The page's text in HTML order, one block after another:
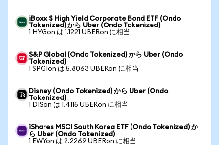
iBoxx $ High Yield Corporate Bond ETF (Ondo
Tokenized) から Uber (Ondo Tokenized)
1 HYGon は 1.1221 UBERon に相当
S&P Global (Ondo Tokenized) から Uber (Ondo
Tokenized)
1 SPGIon は 5.8063 UBERon に相当
Disney (Ondo Tokenized) から Uber (Ondo
Tokenized)
1 DISon は 1.4115 UBERon に相当
iShares MSCI South Korea ETF (Ondo Tokenized) か
ら Uber (Ondo Tokenized)
1 EWYon は 2.2269 UBERon に相当